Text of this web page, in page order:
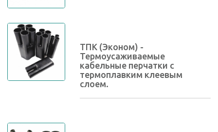
ТПК (Эконом) -
Термоусаживаемые
кабельные перчатки с
термоплавким клеевым
слоем.